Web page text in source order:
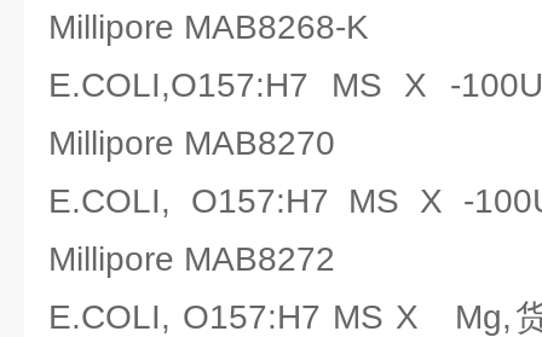
Millipore MAB8268-K
E.COLI,O157:H7 MS X -
Millipore MAB8270
E.COLI, O157:H7 MS X -
Millipore MAB8272
E.COLI, O157:H7 MS X Mg,